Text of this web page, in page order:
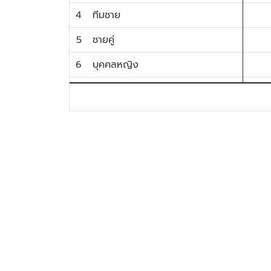
4
ทีมชาย
5
ชายคู่
6
บุคคลหญิง